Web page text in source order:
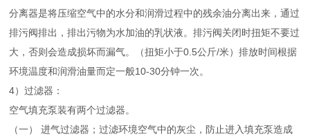
分离器是将压缩空气中的水分和润滑过程中的残余油分离出来，通过
排污阀排出，排出污物为水加油的乳状液。排污阀关闭时扭矩不要过
大，否则会造成损坏而漏气。（扭矩小于0.5公斤/米）排放时间根据
环境温度和润滑油量而定一般10-30分钟一次。
4）过滤器：
空气填充泵装有两个过滤器。
（一）
进气过滤器；过滤环境空气中的灰尘，防止进入填充泵造成